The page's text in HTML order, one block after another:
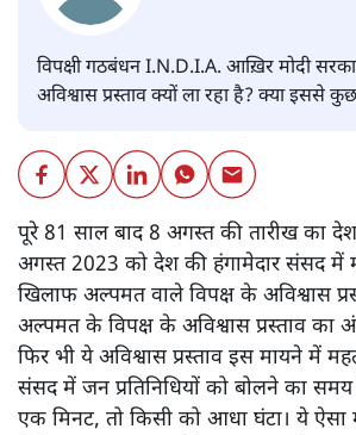
विपक्षी गठबंधन I.N.D.I.A. आख़िर मोदी
अविश्वास प्रस्ताव क्यों ला रहा है? क्या इससे
पूरे 81 साल बाद 8 अगस्त की तारीख का
अगस्त 2023 को देश की हंगामेदार संसद में
खिलाफ अल्पमत वाले विपक्ष के अविश्वास
अल्पमत के विपक्ष के अविश्वास प्रस्ताव का
फिर भी ये अविश्वास प्रस्ताव इस मायने में
संसद में जन प्रतिनिधियों को बोलने का
एक मिनट, तो किसी को आधा घंटा। ये ऐसा